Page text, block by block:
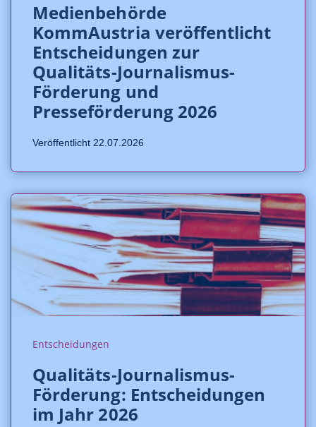
Medienbehörde
KommAustria veröffentlicht
Entscheidungen zur
Qualitäts-Journalismus-
Förderung und
Presseförderung 2026
Veröffentlicht 22.07.2026
Entscheidungen
Qualitäts-Journalismus-
Förderung: Entscheidungen
im Jahr 2026